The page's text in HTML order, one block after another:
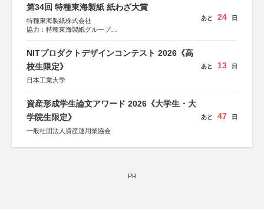
第34回 特種東海製紙 紙わざ大賞
特種東海製紙株式会社
協力：特種東海製紙グループ
あと 24 日
NITプロダクトデザインコンテスト 2026《高
校生限定》
日本工業大学
あと 13 日
資産形成学生論文アワード 2026《大学生・大
学院生限定》
一般社団法人資産運用業協会
あと 47 日
PR